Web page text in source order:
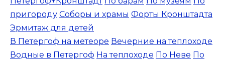
пригороду Соборы и храмы Форты Кронштадта
Эрмитаж для детей
В Петергоф на метеоре Вечерние на теплоходе
Водные в Петергоф На теплоходе По Неве По